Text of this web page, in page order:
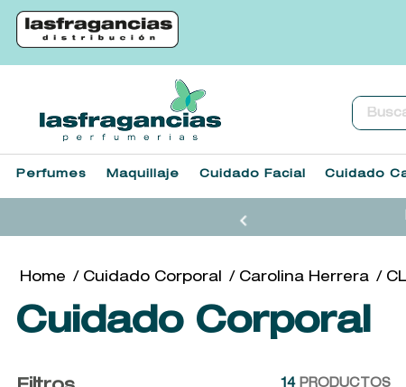
Perfumes Maquillaje Cuidado Facial Cuidado
Cuidado Corporal Carolina Herrera
Cuidado Corporal
14 PRODUCTOS